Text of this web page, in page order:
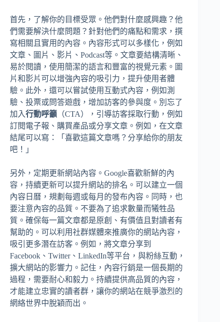
首先，了解你的目標受眾。他們對什麼感興趣？他
們需要解決什麼問題？針對他們的痛點和需求，撰
寫相關且實用的內容。內容形式可以多樣化，例如
文章、圖片、影片、Podcast等。文章要結構清晰、
易於閱讀，使用簡潔的語言和豐富的視覺元素。圖
片和影片可以增強內容的吸引力，提升使用者體
驗。此外，還可以嘗試使用互動式內容，例如測
驗、投票或問答遊戲，增加訪客的參與度。別忘了
加入行動呼籲 （CTA），引導訪客採取行動，例如
訂閱電子報、購買產品或分享文章。例如，在文章
結尾可以寫：「喜歡這篇文章嗎？分享給你的朋友
吧！」
另外，定期更新網站內容。Google喜歡新鮮的內
容，持續更新可以提升網站的排名。可以建立一個
內容日曆，規劃每週或每月的發布內容。同時，也
要注意內容的品質。不要為了追求數量而犧牲品
質。確保每一篇文章都是原創、有價值且對讀者有
幫助的。可以利用社群媒體來推廣你的網站內容，
吸引更多潛在訪客。例如，將文章分享到
Facebook、Twitter、LinkedIn等平台，與粉絲互動，
擴大網站的影響力。記住，內容行銷是一個長期的
過程，需要耐心和毅力。持續提供高品質的內容，
才能建立忠實的讀者群，讓你的網站在競爭激烈的
網絡世界中脫穎而出。